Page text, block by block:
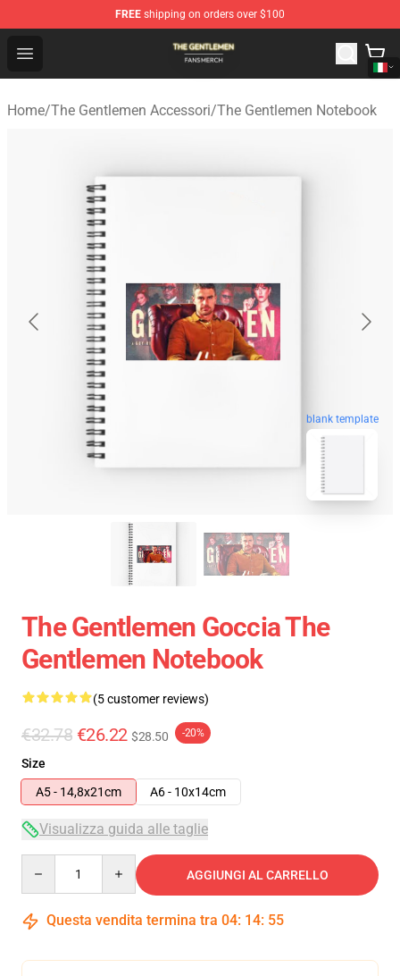
FREE shipping on orders over $100
Open menu
The Gentlemen Shop - Official The Gentlemen
Home/The Gentlemen Accessori/The Gentlemen Notebook
blank template
The Gentlemen Goccia The
Gentlemen Notebook
(5 customer reviews)
€32.78 €26.22 $28.50 -20%
Size
A5 - 14,8x21cm
A6 - 10x14cm
Visualizza guida alle taglie
AGGIUNGI AL CARRELLO
Questa vendita termina tra 04: 14: 54